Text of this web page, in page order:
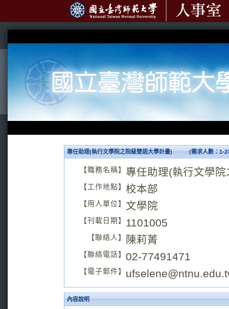
專任助理(執行文學院之院級雙語大學計畫) (需求人數：1-2
【職務名稱】 專任助理(執行文學
【工作地點】 校本部
【用人單位】 文學院
【刊載日期】 1101005
【聯絡人】 陳莉菁
【聯絡電話】 02-77491471
【電子郵件】
內容說明